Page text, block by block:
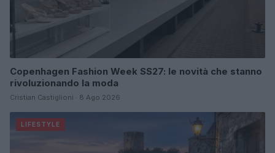
Copenhagen Fashion Week SS27: le novità che stanno
rivoluzionando la moda
Cristian Castiglioni · 8 Ago 2026
LIFESTYLE